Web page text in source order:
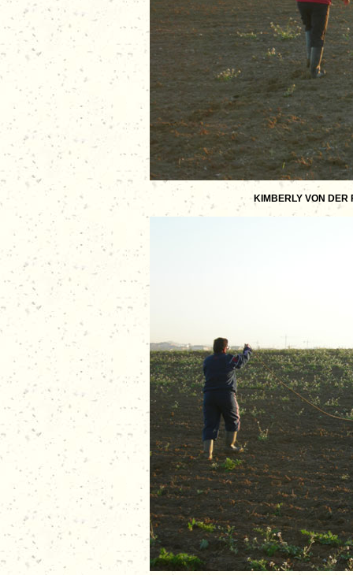
KIMBERLY VON